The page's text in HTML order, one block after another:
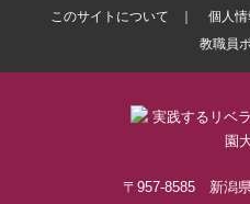
出版物
バドミントン部ブログ
敬和学園高等学校
このサイトについて 個人
教職員
〒957-8585 新潟